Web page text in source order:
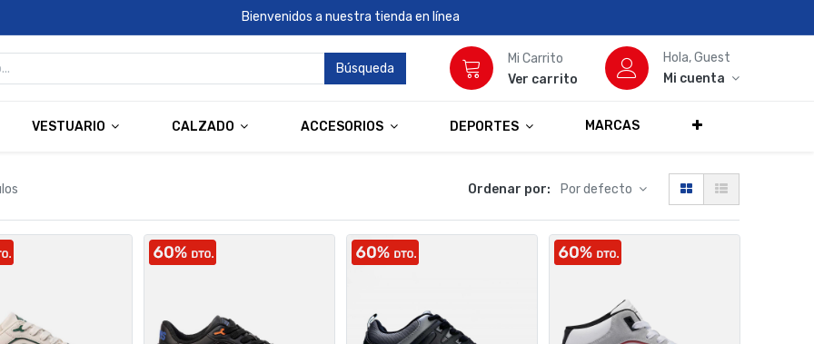
Bienvenidos a nuestra tienda en línea
Búsqueda
Mi Carrito
Ver carrito
Hola, Guest
Mi cuenta
VESTUARIO CALZADO ACCESORIOS DEPORTES MARCAS
Ordenar por: Por defecto